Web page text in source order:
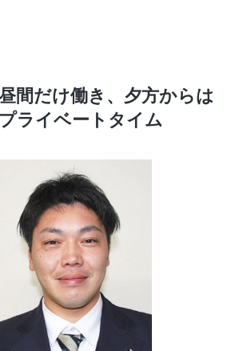
間だけ働き、 夕方からは
プライベートタイム